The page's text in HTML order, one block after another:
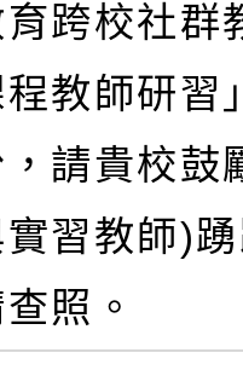
育跨校社群
教師研習
請貴校鼓
習教師)
照。